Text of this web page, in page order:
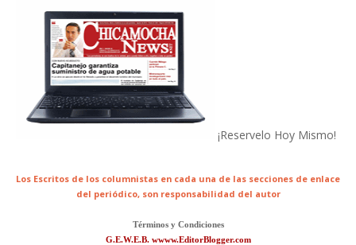
¡Reservelo Hoy Mismo!
Los Escritos de los columnistas en cada una de las secciones de enlace
del periódico, son responsabilidad del autor
Términos y Condiciones
G.E.W.E.B. wwww.EditorBlogger.com